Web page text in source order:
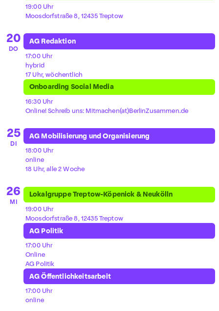
19:00 Uhr
Moosdorfstraße 8, 12435 Treptow
20
DO
AG Redaktion
17:00 Uhr
hybrid
17 Uhr, wöchentlich
Onboarding Social Media
16:30 Uhr
Online! Schreib uns: Mitmachen(at)BerlinZusammen.de
25
DI
AG Mobilisierung und Organisierung
18:00 Uhr
online
18 Uhr, alle 2 Woche
26
MI
Lokalgruppe Treptow-Köpenick & Neukölln
19:00 Uhr
Moosdorfstraße 8, 12435 Treptow
AG Politik
17:00 Uhr
Online
AG Politik
AG Öffentlichkeitsarbeit
17:00 Uhr
online